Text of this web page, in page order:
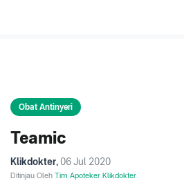
Obat Antinyeri
Teamic
Klikdokter, 06 Jul 2020
Ditinjau Oleh Tim Apoteker Klikdokter